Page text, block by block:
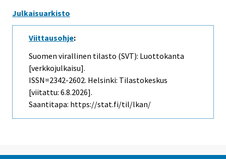
Julkaisuarkisto
Viittausohje:
Suomen virallinen tilasto (SVT): Luottokanta
[verkkojulkaisu].
ISSN=2342-2602. Helsinki: Tilastokeskus
[viitattu: 6.8.2026].
Saantitapa: https://stat.fi/til/lkan/